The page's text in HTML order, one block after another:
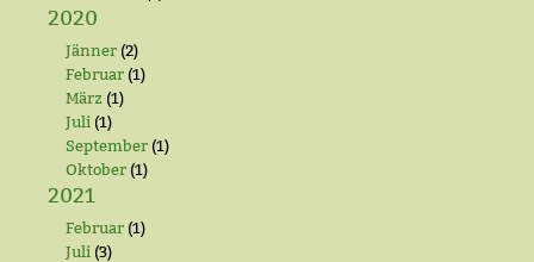
2020
Jänner (2)
Februar (1)
März (1)
Juli (1)
September (1)
Oktober (1)
2021
Februar (1)
Juli (3)